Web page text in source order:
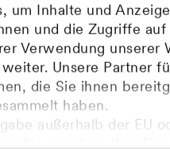
um Inhalte und
und die Zugriffe
Verwendung unserer
Unsere Partner
die Sie ihnen
haben.
außerhalb der EU
Wasserturm ab
"Wasser
mehr erfahren